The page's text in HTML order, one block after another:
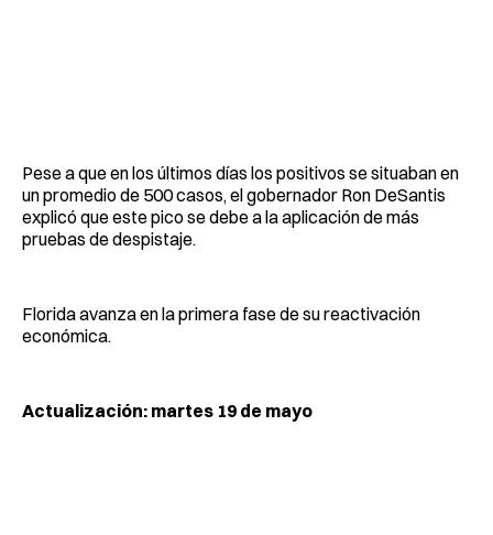
Pese a que en los últimos días los positivos se situaban en
un promedio de 500 casos, el gobernador Ron DeSantis
explicó que este pico se debe a la aplicación de más
pruebas de despistaje.
Florida avanza en la primera fase de su reactivación
económica.
Actualización: martes 19 de mayo